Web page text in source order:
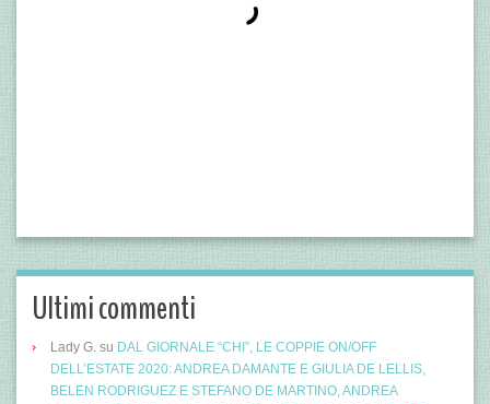
Ultimi commenti
Lady G. su DAL GIORNALE “CHI”, LE COPPIE ON/OFF
DELL’ESTATE 2020: ANDREA DAMANTE E GIULIA DE LELLIS,
BELEN RODRIGUEZ E STEFANO DE MARTINO, ANDREA